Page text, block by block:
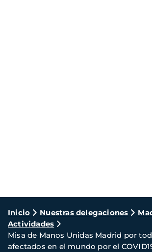
Ruta
de
navegación
Inicio Nuestras delegaciones
Actividades
Misa de Manos Unidas Madrid por
afectados en el mundo por el